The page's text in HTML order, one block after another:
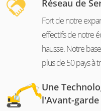
Réseau de
Fort de notre
effectifs de notre
hausse. Notre
plus de 50 pays à
Une
l'Avant-